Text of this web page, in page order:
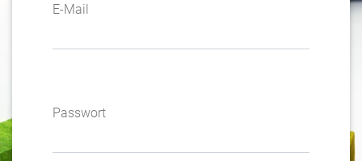
E-Mail
Passwort